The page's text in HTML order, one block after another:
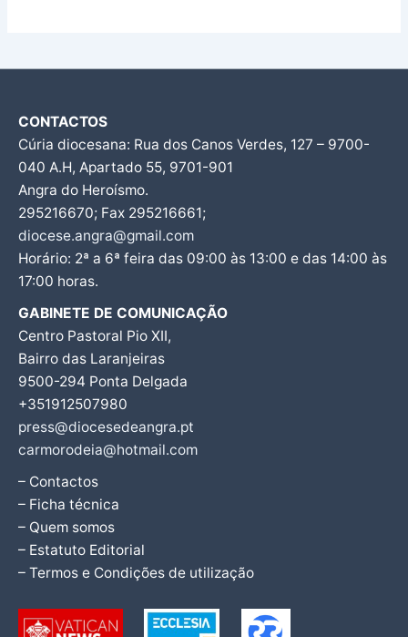
CONTACTOS
Cúria diocesana: Rua dos Canos Verdes, 127 – 9700-
040 A.H, Apartado 55, 9701-901
Angra do Heroísmo.
295216670; Fax 295216661;
diocese.angra@gmail.com
Horário: 2ª a 6ª feira das 09:00 às 13:00 e das 14:00 às
17:00 horas.
GABINETE DE COMUNICAÇÃO
Centro Pastoral Pio XII,
Bairro das Laranjeiras
9500-294 Ponta Delgada
+351912507980
press@diocesedeangra.pt
carmorodeia@hotmail.com
– Contactos
– Ficha técnica
– Quem somos
– Estatuto Editorial
– Termos e Condições de utilização